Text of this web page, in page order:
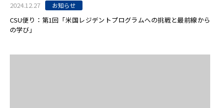
2024.12.27 お知らせ
CSU便り：第1回「米国レジデントプログラムへの挑戦と最前線から
の学び」